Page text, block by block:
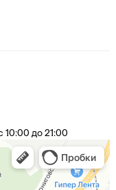
10:00 до 21:00